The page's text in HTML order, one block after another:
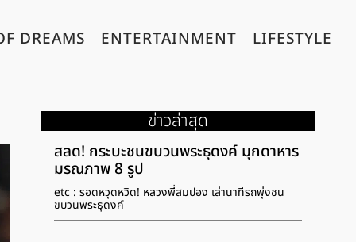
DREAMS ENTERTAINMENT LIFESTYLE
ข่าวล่าสุด
สลด! กระบะชนขบวนพระธุดงค์ มุกดาหาร
มรณภาพ 8 รูป
etc : รอดหวุดหวิด! หลวงพี่สมปอง เล่านาทีรถพุ่งชน
ขบวนพระธุดงค์